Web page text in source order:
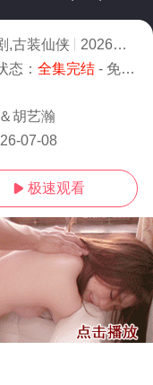
,古装仙侠 2026
10.0
态： 全集完结- 免费在线观看
胡艺瀚
07-08
 极速观看